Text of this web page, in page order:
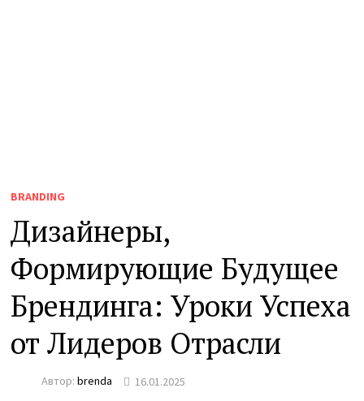
BRANDING
Дизайнеры,
Формирующие Будущее
Брендинга: Уроки Успеха
от Лидеров Отрасли
Автор:brenda 16.01.2025